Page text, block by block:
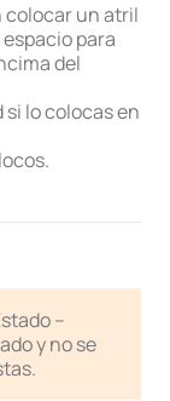
colocar un atril
para
del
lo colocas en
–
y no se